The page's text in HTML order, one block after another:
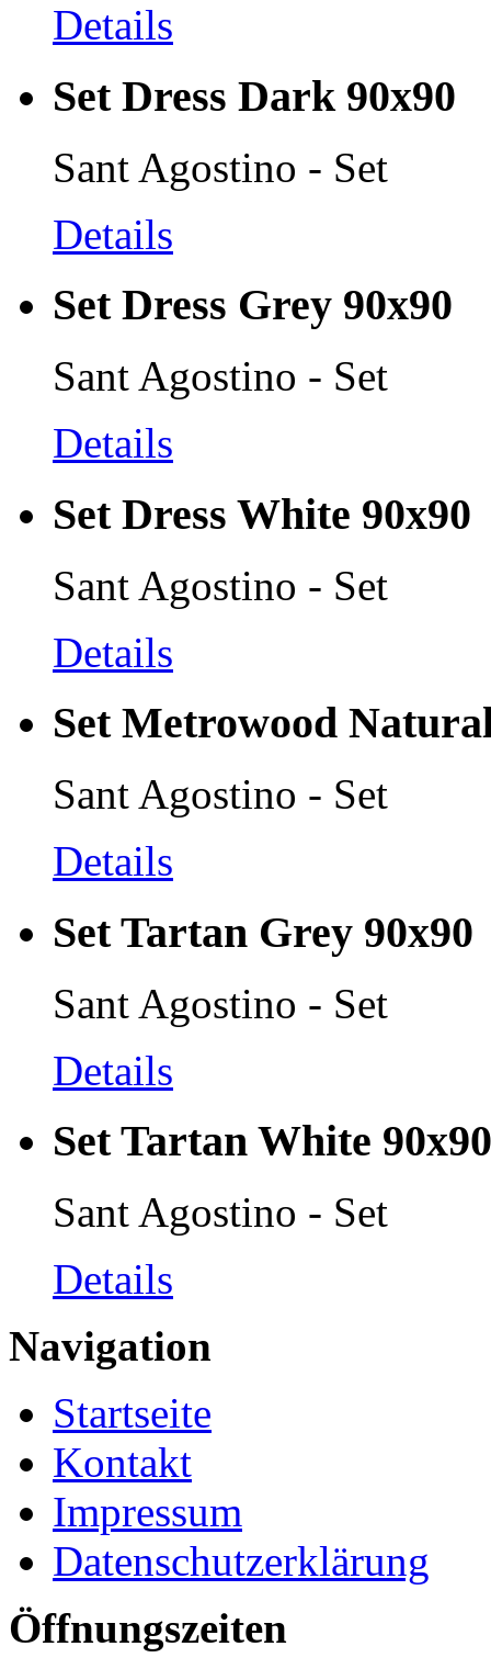
Details
Set Dress Dark 90x90
Sant Agostino - Set
Details
Set Dress Grey 90x90
Sant Agostino - Set
Details
Set Dress White 90x90
Sant Agostino - Set
Details
Set Metrowood
Sant Agostino - Set
Details
Set Tartan Grey 90x90
Sant Agostino - Set
Details
Set Tartan White 90x90
Sant Agostino - Set
Details
Navigation
Startseite
Kontakt
Impressum
Datenschutzerklärung
Öffnungszeiten